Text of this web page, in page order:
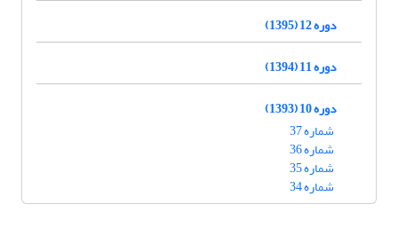
دوره 12 (1395)
دوره 11 (1394)
دوره 10 (1393)
شماره 37
شماره 36
شماره 35
شماره 34